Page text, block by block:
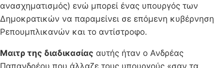
ανασχηματισμός) ενώ μπορεί ένας υπουργός των
Δημοκρατικών να παραμείνει σε επόμενη κυβέρνηση
Ρεπουμπλικανών και το αντίστροφο.
Μαιτρ της διαδικασίας αυτής ήταν ο Ανδρέας